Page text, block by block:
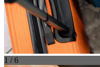
1 / 6